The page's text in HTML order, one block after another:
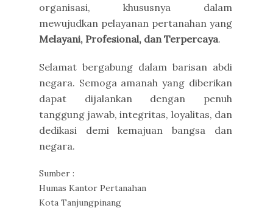
organisasi, khususnya dalam
mewujudkan pelayanan pertanahan yang
Melayani, Profesional, dan Terpercaya.
Selamat bergabung dalam barisan abdi
negara. Semoga amanah yang diberikan
dapat dijalankan dengan penuh
tanggung jawab, integritas, loyalitas, dan
dedikasi demi kemajuan bangsa dan
negara.
Sumber :
Humas Kantor Pertanahan
Kota Tanjungpinang